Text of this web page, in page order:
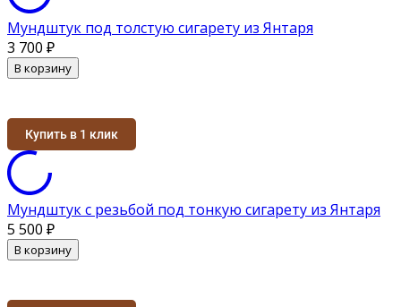
Мундштук под толстую сигарету из Янтаря
3 700 ₽
В корзину
Купить в 1 клик
Мундштук с резьбой под тонкую сигарету из Янтаря
5 500 ₽
В корзину